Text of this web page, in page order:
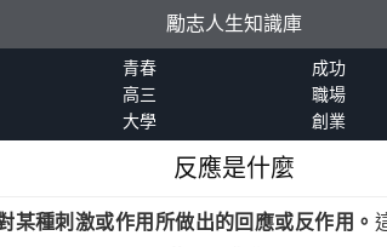
勵志人生知識庫
青春 成功
高三 職場
大學 創業
反應是什麼
某種刺激或作用所做出的回應或反作用。